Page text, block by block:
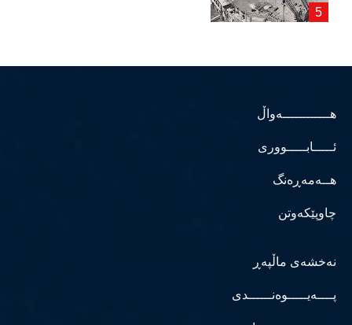
هــــــــــــەواڵ
ئـــــابـــــووری
هــەمەڕەنگ
چاوپێکەوتن
نەخشەی ماڵپەڕ
پــــەیـــــوەنــــــدی